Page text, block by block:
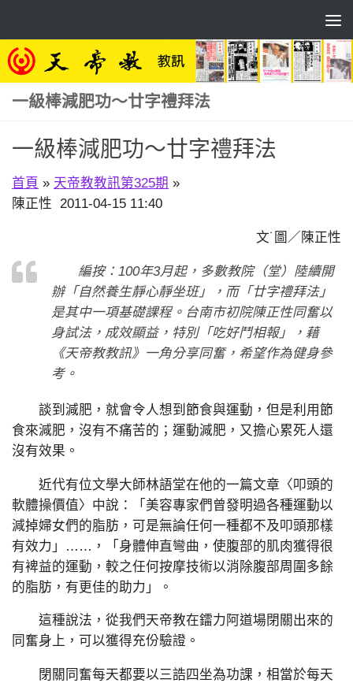
一級棒減肥功～廿字禮拜法
一級棒減肥功～廿字禮拜法
首頁 » 天帝教教訊第325期 »
陳正性 2011-04-15 11:40
文˙圖／陳正性
編按：100年3月起，多數教院（堂）陸續開
辦「自然養生靜心靜坐班」，而「廿字禮拜法」
是其中一項基礎課程。台南市初院陳正性同奮以
身試法，成效顯益，特別「吃好鬥相報」，藉
《天帝教教訊》一角分享同奮，希望作為健身參
考。
談到減肥，就會令人想到節食與運動，但是利用節
食來減肥，沒有不痛苦的；運動減肥，又擔心累死人還
沒有效果。
近代有位文學大師林語堂在他的一篇文章〈叩頭的
軟體操價值〉中說：「美容專家們曾發明過各種運動以
減掉婦女們的脂肪，可是無論任何一種都不及叩頭那樣
有效力」……，「身體伸直彎曲，使腹部的肌肉獲得很
有裨益的運動，較之任何按摩技術以消除腹部周圍多餘
的脂肪，有更佳的助力」。
這種說法，從我們天帝教在鐳力阿道場閉關出來的
同奮身上，可以獲得充份驗證。
閉關同奮每天都要以三誥四坐為功課，相當於每天